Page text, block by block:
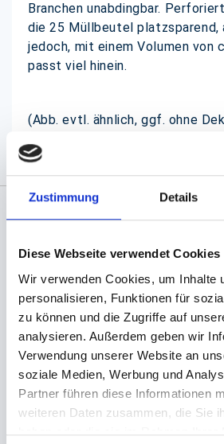
Zustimmung Details
Diese Webseite verwendet Cookies
Wir verwenden Cookies, um Inhalte
personalisieren, Funktionen für
zu können und die Zugriffe auf
analysieren. Außerdem geben wir
Verwendung unserer Website an
soziale Medien, Werbung und
Partner führen diese Informationen
weiteren Daten zusammen, die Sie
Branchen unabdingbar.
die 25 Müllbeutel platzsparend,
jedoch, mit einem Volumen von
passt viel hinein.
(Abb. evtl. ähnlich, ggf. ohne
Produktsicherheitsverordnung:
Sie könnten auch an folgenden
interessiert sein